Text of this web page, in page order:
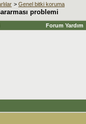
> Genel bitki koruma
problemi
Forum Yardım